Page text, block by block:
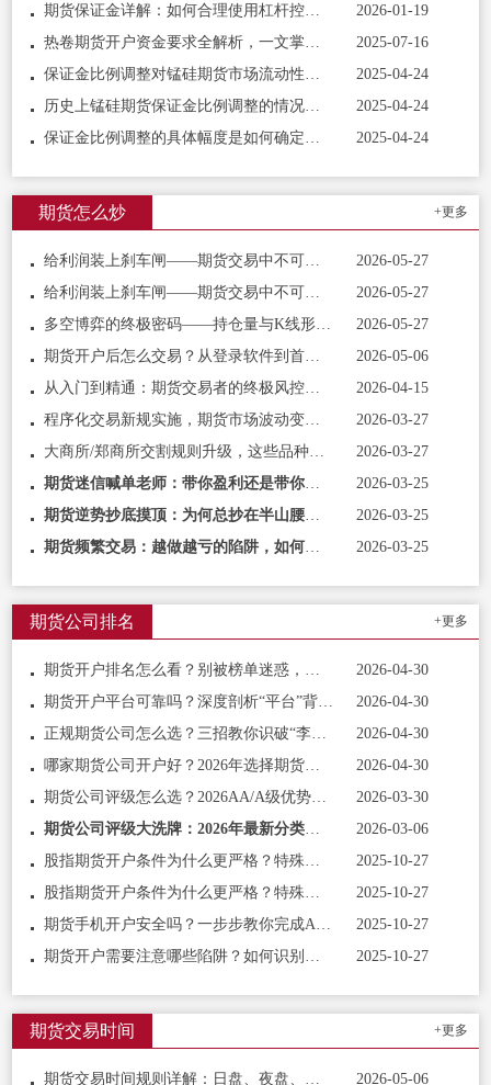
期货保证金详解：如何合理使用杠杆控制风险
2026-01-19
热卷期货开户资金要求全解析，一文掌握投资门槛
2025-07-16
保证金比例调整对锰硅期货市场流动性有何影响？
2025-04-24
历史上锰硅期货保证金比例调整的情况是怎样的？
2025-04-24
保证金比例调整的具体幅度是如何确定的？
2025-04-24
期货怎么炒 +更多
给利润装上刹车闸——期货交易中不可逾越的止损止盈艺术
2026-05-27
给利润装上刹车闸——期货交易中不可逾越的止损止盈艺术
2026-05-27
多空博弈的终极密码——持仓量与K线形态的默契配合
2026-05-27
期货开户后怎么交易？从登录软件到首笔订单的完整指引
2026-05-06
从入门到精通：期货交易者的终极风控指南与心态修炼
2026-04-15
程序化交易新规实施，期货市场波动变化与散户应对技巧
2026-03-27
大商所/郑商所交割规则升级，这些品种交易逻辑彻底变了
2026-03-27
期货迷信喊单老师：带你盈利还是带你亏损？真相揭秘
2026-03-25
期货逆势抄底摸顶：为何总抄在半山腰、摸在天花板
2026-03-25
期货频繁交易：越做越亏的陷阱，如何彻底跳出
2026-03-25
期货公司排名 +更多
期货开户排名怎么看？别被榜单迷惑，抓住这三大核心指标
2026-04-30
期货开户平台可靠吗？深度剖析“平台”背后的三层含义
2026-04-30
正规期货公司怎么选？三招教你识破“李鬼”，锁定“李逵”
2026-04-30
哪家期货公司开户好？2026年选择期货公司的三维度评测法
2026-04-30
期货公司评级怎么选？2026AA/A级优势详解，新手选平台避坑指南
2026-03-30
期货公司评级大洗牌：2026年最新分类评级出炉，教你选出适合你的期货公司
2026-03-06
股指期货开户条件为什么更严格？特殊品种开通攻略
2025-10-27
股指期货开户条件为什么更严格？特殊品种开通攻略
2025-10-27
期货手机开户安全吗？一步步教你完成APP在线开户
2025-10-27
期货开户需要注意哪些陷阱？如何识别正规平台？
2025-10-27
期货交易时间 +更多
期货交易时间规则详解：日盘、夜盘、集合竞价的完整地图 2026-05-06